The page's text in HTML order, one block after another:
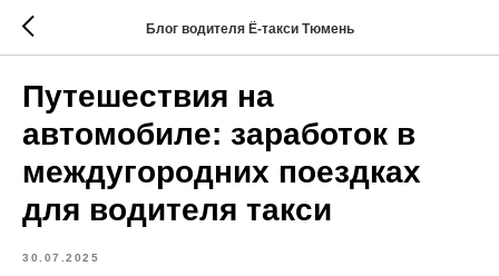
Блог водителя Ё-такси Тюмень
Путешествия на
автомобиле: заработок в
междугородних поездках
для водителя такси
30.07.2025